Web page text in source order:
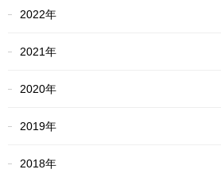
2022年
2021年
2020年
2019年
2018年